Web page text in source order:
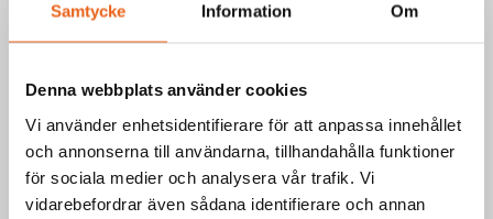
Samtycke Information Om
Denna webbplats använder cookies
Vi använder enhetsidentifierare för att anpassa innehållet
och annonserna till användarna, tillhandahålla funktioner
för sociala medier och analysera vår trafik. Vi
vidarebefordrar även sådana identifierare och annan
kablar mm. Klarar att klippa pianotråd som är 1,4 mm.
EAN-kod: 7340090216954
Teknisk information